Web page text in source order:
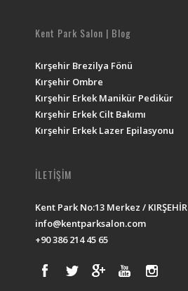
Kent Park Salon | Blog
Kırşehir Brezilya Fönü
Kırşehir Ombre
Kırşehir Erkek Manikür Pedikür
Kırşehir Erkek Cilt Bakımı
Kırşehir Erkek Lazer Epilasyonu
İLETİŞİM
Kent Park No:13 Merkez / KIRŞEHİR
info@kentparksalon.com
+90 386 214 45 65